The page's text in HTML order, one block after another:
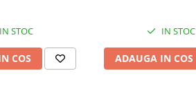
IN STOC
COS
IN STOC
ADAUGA IN COS